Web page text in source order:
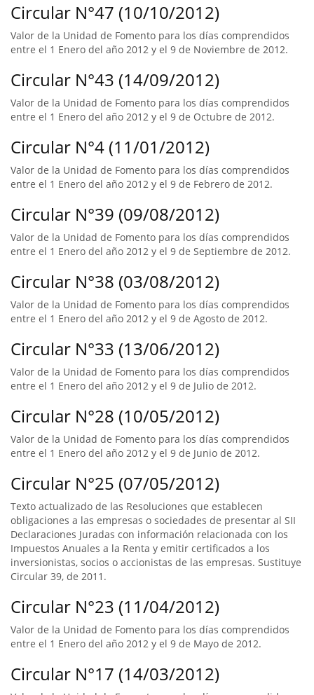
Circular N°47 (10/10/2012)
Valor de la Unidad de Fomento para los días comprendidos
entre el 1 Enero del año 2012 y el 9 de Noviembre de 2012.
Circular N°43 (14/09/2012)
Valor de la Unidad de Fomento para los días comprendidos
entre el 1 Enero del año 2012 y el 9 de Octubre de 2012.
Circular N°4 (11/01/2012)
Valor de la Unidad de Fomento para los días comprendidos
entre el 1 Enero del año 2012 y el 9 de Febrero de 2012.
Circular N°39 (09/08/2012)
Valor de la Unidad de Fomento para los días comprendidos
entre el 1 Enero del año 2012 y el 9 de Septiembre de 2012.
Circular N°38 (03/08/2012)
Valor de la Unidad de Fomento para los días comprendidos
entre el 1 Enero del año 2012 y el 9 de Agosto de 2012.
Circular N°33 (13/06/2012)
Valor de la Unidad de Fomento para los días comprendidos
entre el 1 Enero del año 2012 y el 9 de Julio de 2012.
Circular N°28 (10/05/2012)
Valor de la Unidad de Fomento para los días comprendidos
entre el 1 Enero del año 2012 y el 9 de Junio de 2012.
Circular N°25 (07/05/2012)
Texto actualizado de las Resoluciones que establecen
obligaciones a las empresas o sociedades de presentar al SII
Declaraciones Juradas con información relacionada con los
Impuestos Anuales a la Renta y emitir certificados a los
inversionistas, socios o accionistas de las empresas. Sustituye
Circular 39, de 2011.
Circular N°23 (11/04/2012)
Valor de la Unidad de Fomento para los días comprendidos
entre el 1 Enero del año 2012 y el 9 de Mayo de 2012.
Circular N°17 (14/03/2012)